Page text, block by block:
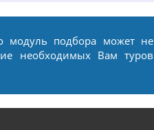
модуль подбора может не
необходимых Вам туров